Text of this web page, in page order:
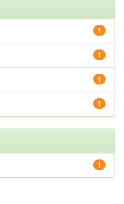
1
1
1
1
1